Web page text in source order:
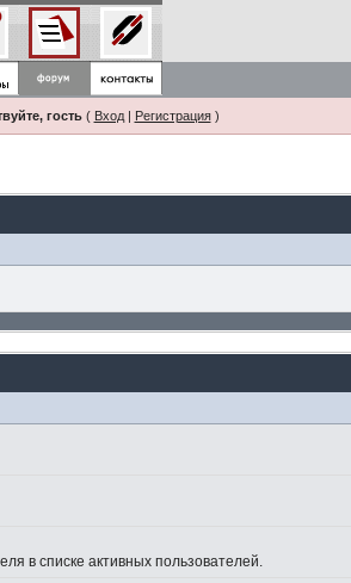
гость( Вход| Регистрация)
в списке активных пользователей.